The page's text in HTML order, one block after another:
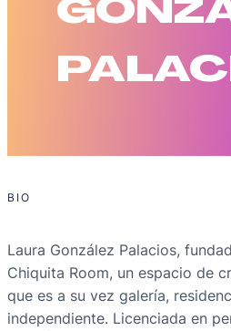
BIO
Laura González Palacios,
Chiquita Room, un espacio de
que es a su vez galería,
independiente. Licenciada en